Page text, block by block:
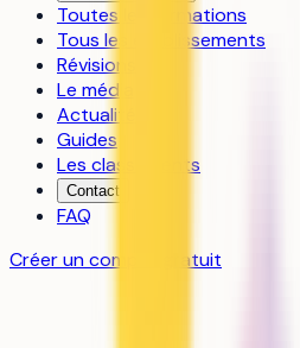
Toutes les formations
Tous les établissements
Révisions
Le média
Actualités
Guides
Les classements
Contact
FAQ
Créer un compte gratuit